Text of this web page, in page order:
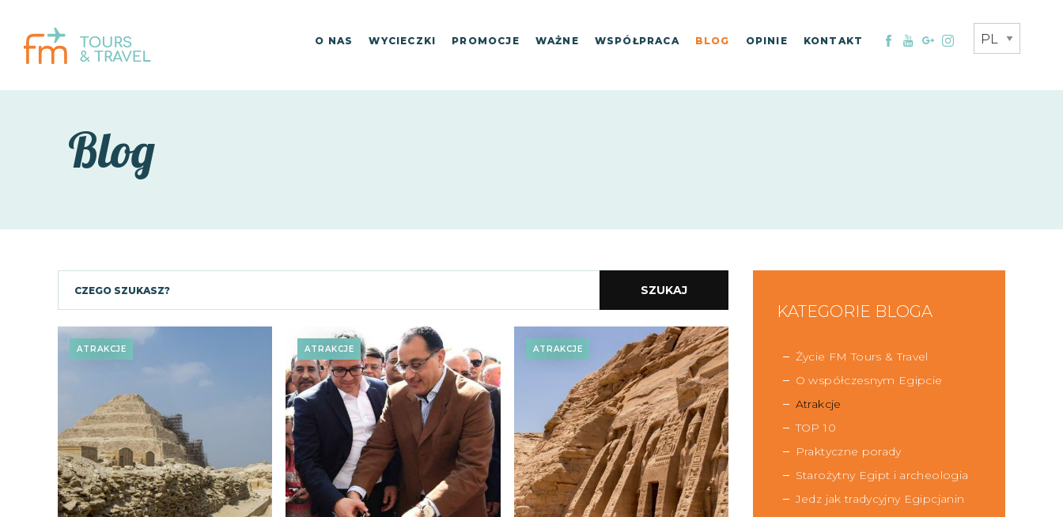
O NAS WYCIECZKI PROMOCJE WAŻNE WSPÓŁPRACA BLOG OPINIE KONTAKT
Blog
SZUKAJ
ATRAKCJE ATRAKCJE ATRAKCJE
KATEGORIE BLOGA
Życie FM Tours & Travel
O współczesnym Egipcie
Atrakcje
TOP 10
Praktyczne porady
Starożytny Egipt i archeologia
Jedz jak tradycyjny Egipcjanin